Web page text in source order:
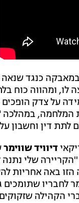
כנגד שנאה
לו, ומהווה כוח
על צדק הופכים
המלחמה, במהלכה
דין וחשבון
דיוויד שווימר
שלי
הזו באה אחריות
לחבריו
הקהילה